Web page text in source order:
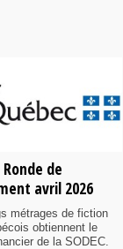
Ronde de
avril 2026
métrages de fiction
obtiennent le
de la SODEC.